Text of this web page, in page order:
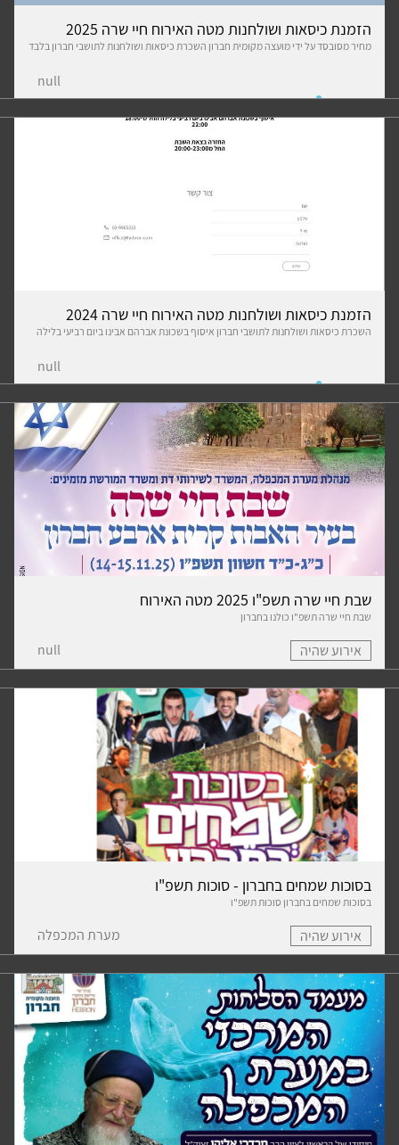
הזמנת כיסאות ושולחנות מטה האירוח חיי שרה 2025
מחיר מסובסד על ידי מועצה מקומית חברון השכרת כיסאות ושולחנות לתושבי חברון בלבד
null
הזמנת כיסאות ושולחנות מטה האירוח חיי שרה 2024
השכרת כיסאות ושולחנות לתושבי חברון איסוף בשכונת אברהם אבינו ביום רביעי בלילה
null
שבת חיי שרה תשפ"ו 2025 מטה האירוח
שבת חיי שרה תשפ"ו כולנו בחברון
אירוע שהיה null
בסוכות שמחים בחברון - סוכות תשפ"ו
בסוכות שמחים בחברון סוכות תשפ"ו
אירוע שהיה מערת המכפלה